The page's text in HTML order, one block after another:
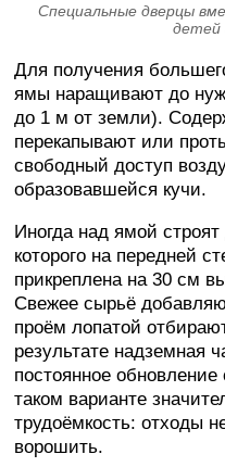
Специальные дверцы
детей
Для получения
ямы наращивают до
до 1 м от земли).
перекапывают или
свободный доступ
образовавшейся кучи.
Иногда над ямой
которого на передней
прикреплена на 30 см
Свежее сырьё
проём лопатой
результате надземная
постоянное
таком варианте
трудоёмкость: отходы
ворошить.